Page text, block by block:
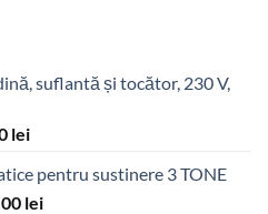
suflantă și tocător, 230 V,
leiPrețul
este:
600.00 lei.
pentru sustinere 3 TONE
leiPrețul